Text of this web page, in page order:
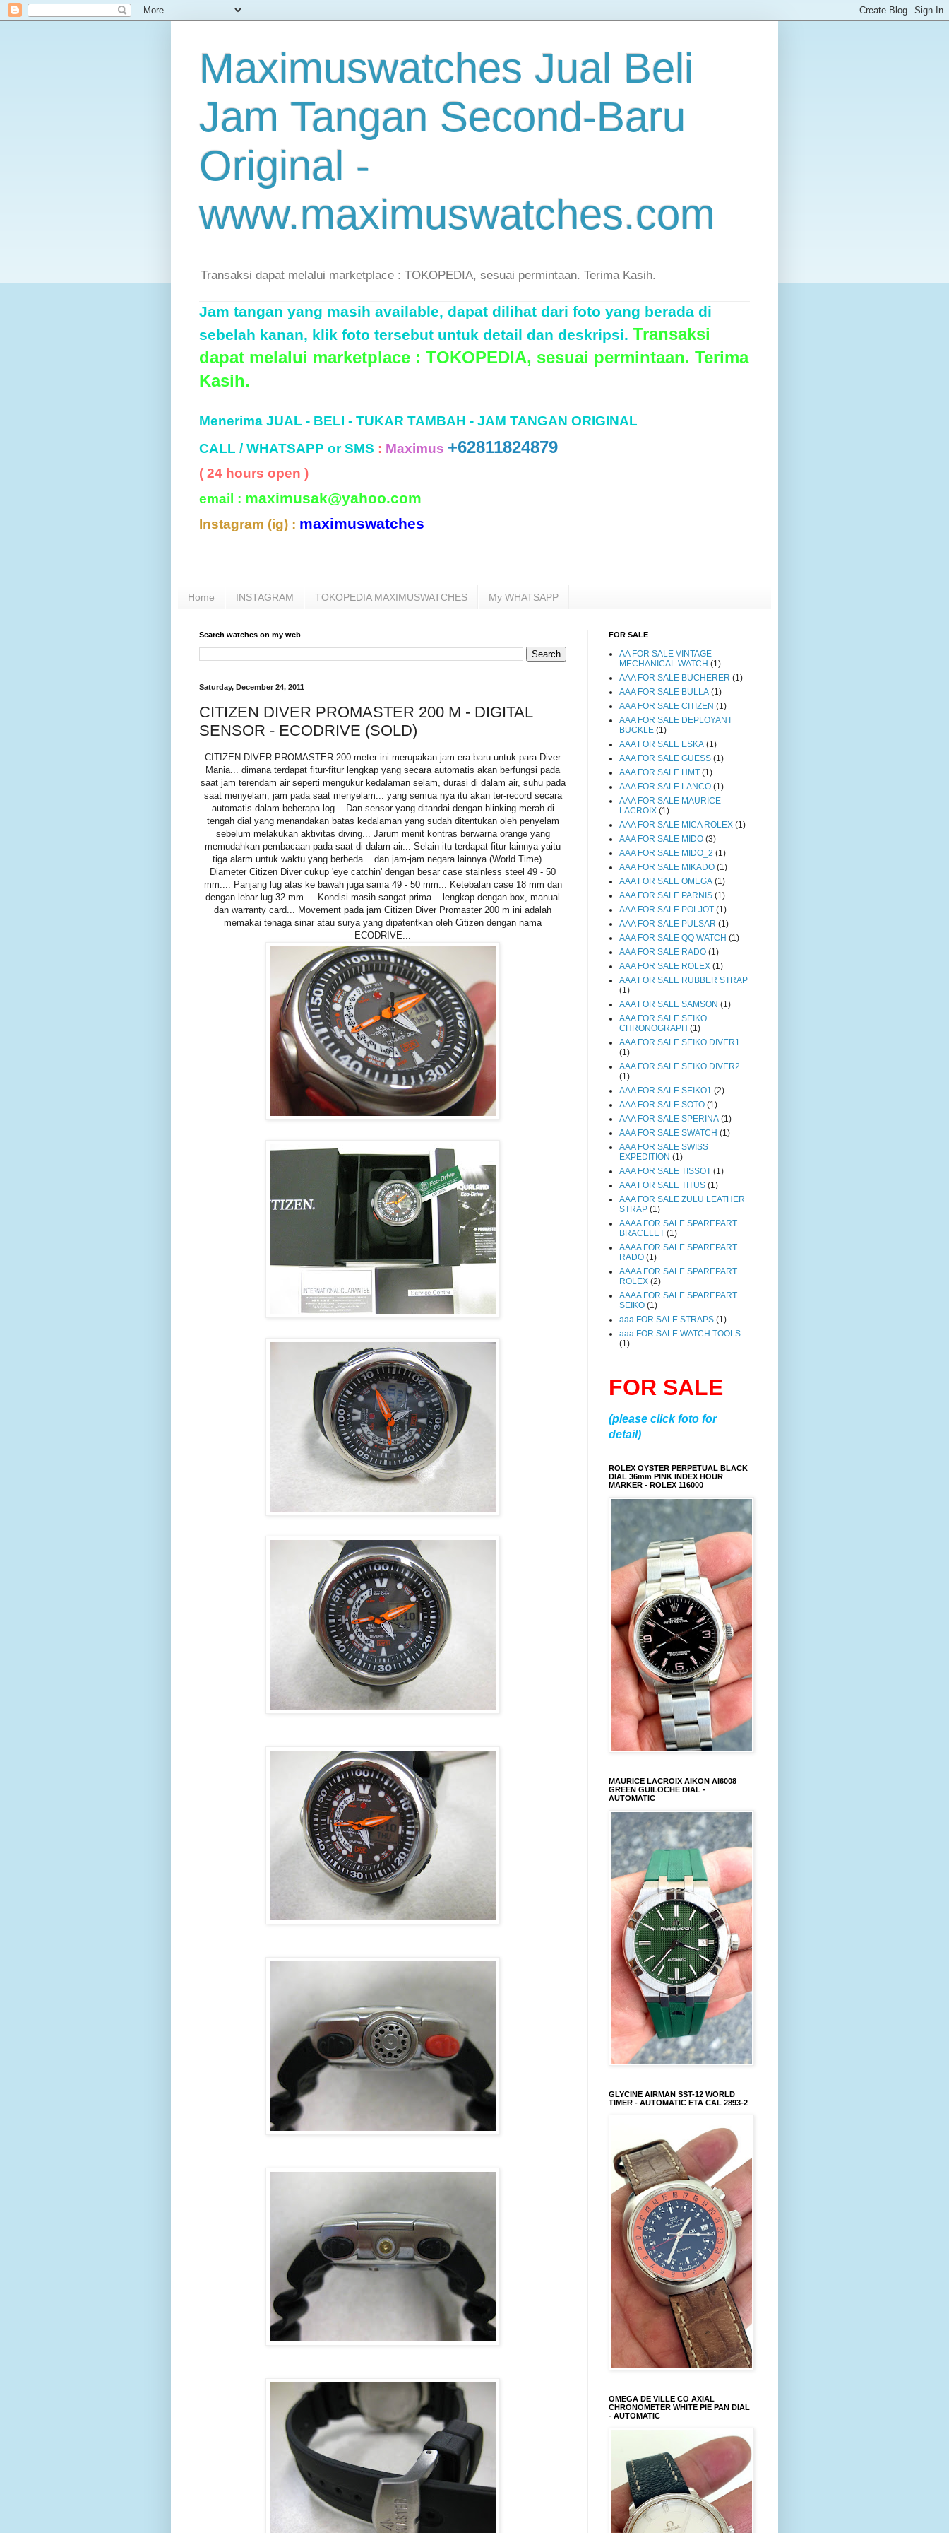
Maximuswatches Jual Beli
Jam Tangan Second-Baru
Original -
www.maximuswatches.com
Transaksi dapat melalui marketplace : TOKOPEDIA, sesuai permintaan. Terima Kasih.
Jam tangan yang masih available, dapat dilihat dari foto yang berada di
sebelah kanan, klik foto tersebut untuk detail dan deskripsi. Transaksi
dapat melalui marketplace : TOKOPEDIA, sesuai permintaan. Terima
Kasih.
Menerima JUAL - BELI - TUKAR TAMBAH - JAM TANGAN ORIGINAL
CALL / WHATSAPP or SMS : Maximus +62811824879
( 24 hours open )
email : maximusak@yahoo.com
Instagram (ig) : maximuswatches
Home INSTAGRAM TOKOPEDIA MAXIMUSWATCHES My WHATSAPP
Search watches on my web
Saturday, December 24, 2011
CITIZEN DIVER PROMASTER 200 M - DIGITAL
SENSOR - ECODRIVE (SOLD)
CITIZEN DIVER PROMASTER 200 meter ini merupakan jam era baru untuk para Diver
Mania... dimana terdapat fitur-fitur lengkap yang secara automatis akan berfungsi pada
saat jam terendam air seperti mengukur kedalaman selam, durasi di dalam air, suhu pada
saat menyelam, jam pada saat menyelam... yang semua nya itu akan ter-record secara
automatis dalam beberapa log... Dan sensor yang ditandai dengan blinking merah di
tengah dial yang menandakan batas kedalaman yang sudah ditentukan oleh penyelam
sebelum melakukan aktivitas diving... Jarum menit kontras berwarna orange yang
memudahkan pembacaan pada saat di dalam air... Selain itu terdapat fitur lainnya yaitu
tiga alarm untuk waktu yang berbeda... dan jam-jam negara lainnya (World Time)....
Diameter Citizen Diver cukup 'eye catchin' dengan besar case stainless steel 49 - 50
mm.... Panjang lug atas ke bawah juga sama 49 - 50 mm... Ketebalan case 18 mm dan
dengan lebar lug 32 mm.... Kondisi masih sangat prima... lengkap dengan box, manual
dan warranty card... Movement pada jam Citizen Diver Promaster 200 m ini adalah
memakai tenaga sinar atau surya yang dipatentkan oleh Citizen dengan nama
ECODRIVE...
FOR SALE
AA FOR SALE VINTAGE
MECHANICAL WATCH (1)
AAA FOR SALE BUCHERER (1)
AAA FOR SALE BULLA (1)
AAA FOR SALE CITIZEN (1)
AAA FOR SALE DEPLOYANT
BUCKLE (1)
AAA FOR SALE ESKA (1)
AAA FOR SALE GUESS (1)
AAA FOR SALE HMT (1)
AAA FOR SALE LANCO (1)
AAA FOR SALE MAURICE
LACROIX (1)
AAA FOR SALE MICA ROLEX (1)
AAA FOR SALE MIDO (3)
AAA FOR SALE MIDO_2 (1)
AAA FOR SALE MIKADO (1)
AAA FOR SALE OMEGA (1)
AAA FOR SALE PARNIS (1)
AAA FOR SALE POLJOT (1)
AAA FOR SALE PULSAR (1)
AAA FOR SALE QQ WATCH (1)
AAA FOR SALE RADO (1)
AAA FOR SALE ROLEX (1)
AAA FOR SALE RUBBER STRAP
(1)
AAA FOR SALE SAMSON (1)
AAA FOR SALE SEIKO
CHRONOGRAPH (1)
AAA FOR SALE SEIKO DIVER1
(1)
AAA FOR SALE SEIKO DIVER2
(1)
AAA FOR SALE SEIKO1 (2)
AAA FOR SALE SOTO (1)
AAA FOR SALE SPERINA (1)
AAA FOR SALE SWATCH (1)
AAA FOR SALE SWISS
EXPEDITION (1)
AAA FOR SALE TISSOT (1)
AAA FOR SALE TITUS (1)
AAA FOR SALE ZULU LEATHER
STRAP (1)
AAAA FOR SALE SPAREPART
BRACELET (1)
AAAA FOR SALE SPAREPART
RADO (1)
AAAA FOR SALE SPAREPART
ROLEX (2)
AAAA FOR SALE SPAREPART
SEIKO (1)
aaa FOR SALE STRAPS (1)
aaa FOR SALE WATCH TOOLS
(1)
FOR SALE
(please click foto for
detail)
ROLEX OYSTER PERPETUAL BLACK
DIAL 36mm PINK INDEX HOUR
MARKER - ROLEX 116000
MAURICE LACROIX AIKON AI6008
GREEN GUILOCHE DIAL -
AUTOMATIC
GLYCINE AIRMAN SST-12 WORLD
TIMER - AUTOMATIC ETA CAL 2893-2
OMEGA DE VILLE CO AXIAL
CHRONOMETER WHITE PIE PAN DIAL
- AUTOMATIC